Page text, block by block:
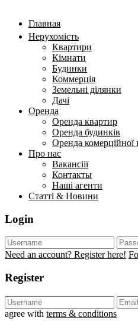
Главная
Нерухомість
Квартири
Кімнати
Будинки
Коммерція
Земельні ділянки
Дачі
Оренда
Оренда квартир
Оренда будинків
Оренда комерційної
Про нас
Вакансіії
Контакты
Наші агенти
Статті & Новини
Login
Need an account? Register here!
Register
agree with terms & conditions